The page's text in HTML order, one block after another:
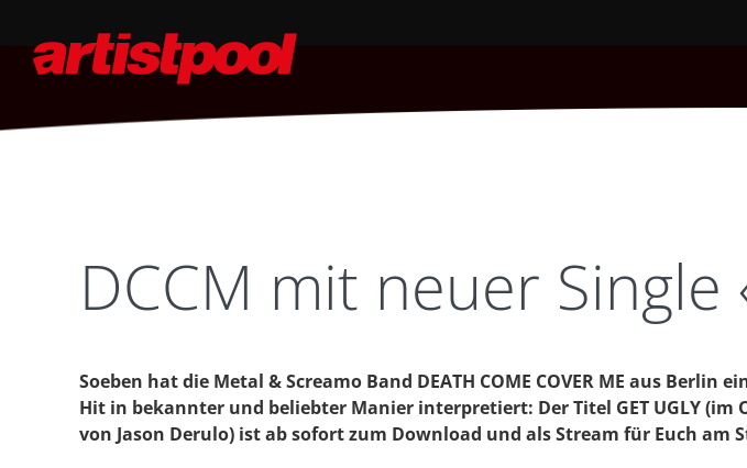
DCCM mit neuer Single
Soeben hat die Metal & Screamo Band DEATH COME COVER ME aus Berlin
Hit in bekannter und beliebter Manier interpretiert: Der Titel GET UGLY (im
von Jason Derulo) ist ab sofort zum Download und als Stream für Euch am